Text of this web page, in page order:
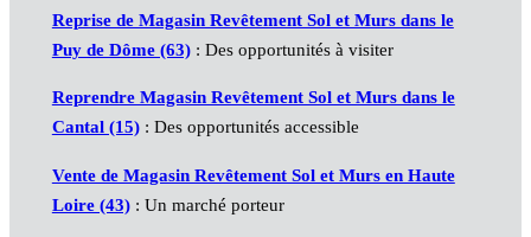
Reprise de Magasin Revêtement Sol et Murs dans le
Puy de Dôme (63): Des opportunités à visiter
Reprendre Magasin Revêtement Sol et Murs dans le
Cantal (15): Des opportunités accessible
Vente de Magasin Revêtement Sol et Murs en Haute
Loire (43): Un marché porteur